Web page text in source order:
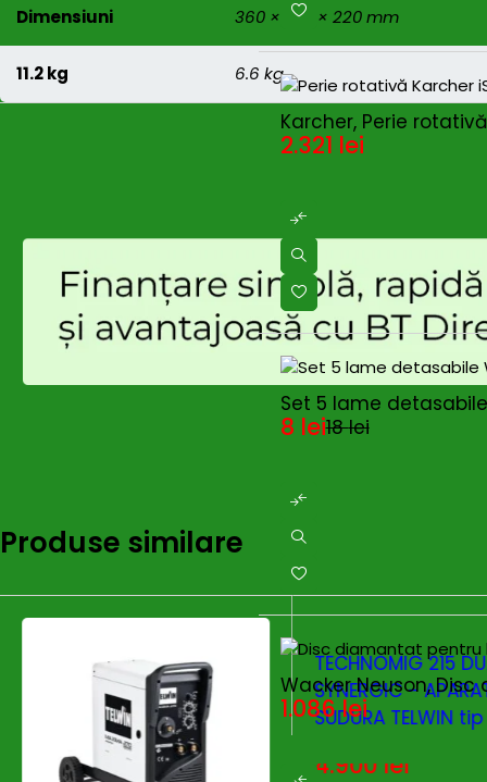
Karcher, Perie
2.321 lei
-51%
Set 5 lame
18lei
8 lei
Wacker Neuson, Disc
1.086lei
Dimensiuni 360 × 470 × 220 mm
11.2 kg 6.6 kg
Produse similare
TECHNOMIG 215
SYNERGIC -
SUDURA TELWIN
4.900 lei